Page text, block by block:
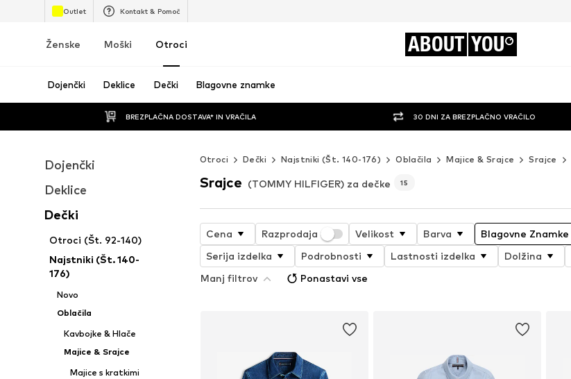
Outlet Kontakt & Pomoč
Ženske Moški Otroci ABOUT YOU
Dojenčki Deklice Dečki Blagovne znamke
BREZPLAČNA DOSTAVA* IN VRAČILA 30 DNI ZA BREZPLAČNO VRAČILO
Dojenčki
Deklice
Dečki
Otroci (Št. 92-140)
Najstniki (Št. 140-
176)
Novo
Oblačila
Kavbojke & Hlače
Majice & Srajce
Majice s kratkimi
Otroci Dečki Najstniki (Št. 140-176) Oblačila Majice & Srajce Srajce
Srajce (TOMMY HILFIGER) za dečke 15
Cena Razprodaja Velikost Barva Blagovne Znamke
Serija izdelka
Podrobnosti Lastnosti izdelka Dolžina
Manj filtrov
Ponastavi vse